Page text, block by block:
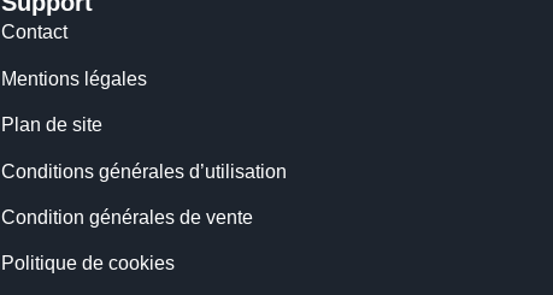
Contact
Mentions légales
Plan de site
Conditions générales d’utilisation
Condition générales de vente
Politique de cookies